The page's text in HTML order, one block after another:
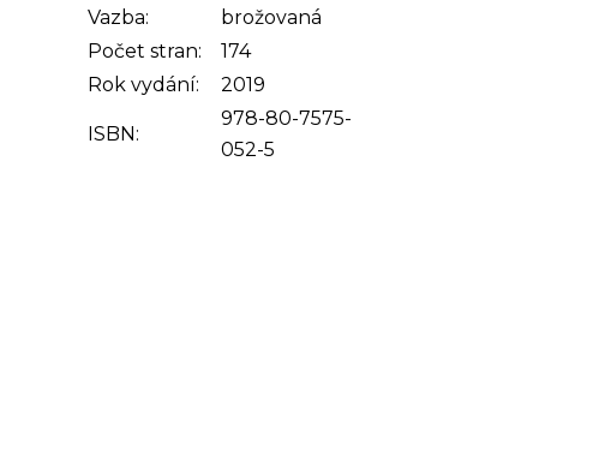
Vazba:
brožovaná
Počet stran:
174
Rok vydání:
2019
ISBN:
978-80-7575-
052-5